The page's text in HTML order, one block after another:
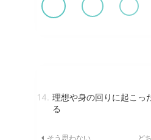
14. 理想や身の回りに起こっ
る
そう思わない ど